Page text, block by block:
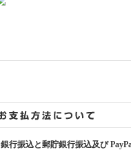
銀行振込と郵貯銀行振込及び